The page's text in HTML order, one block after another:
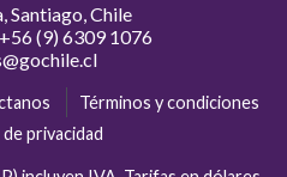
Santiago, Chile
+56 (9) 6309 1076
Términos y condiciones
privacidad